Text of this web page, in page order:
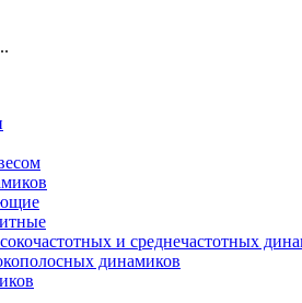
и среднечастотных
динамиков